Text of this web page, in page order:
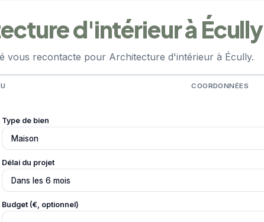
d'intérieur à Écully
vous recontacte pour Architecture d'intérieur à Écully.
COORDONNÉES
Type de bien
Délai du projet
Budget (€, optionnel)